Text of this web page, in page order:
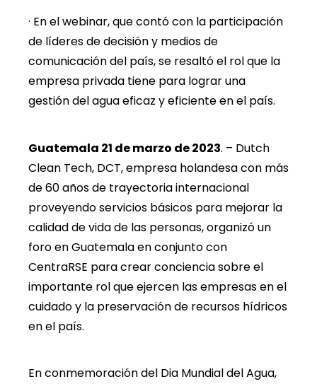
· En el webinar, que contó con la participación
de líderes de decisión y medios de
comunicación del país, se resaltó el rol que la
empresa privada tiene para lograr una
gestión del agua eficaz y eficiente en el país.
Guatemala 21 de marzo de 2023. – Dutch
Clean Tech, DCT, empresa holandesa con más
de 60 años de trayectoria internacional
proveyendo servicios básicos para mejorar la
calidad de vida de las personas, organizó un
foro en Guatemala en conjunto con
CentraRSE para crear conciencia sobre el
importante rol que ejercen las empresas en el
cuidado y la preservación de recursos hídricos
en el país.
En conmemoración del Dia Mundial del Agua,